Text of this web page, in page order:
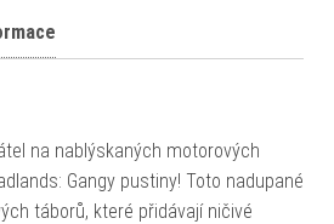
na nablýskaných motorových
Gangy pustiny! Toto nadupané
táborů, které přidávají ničivé